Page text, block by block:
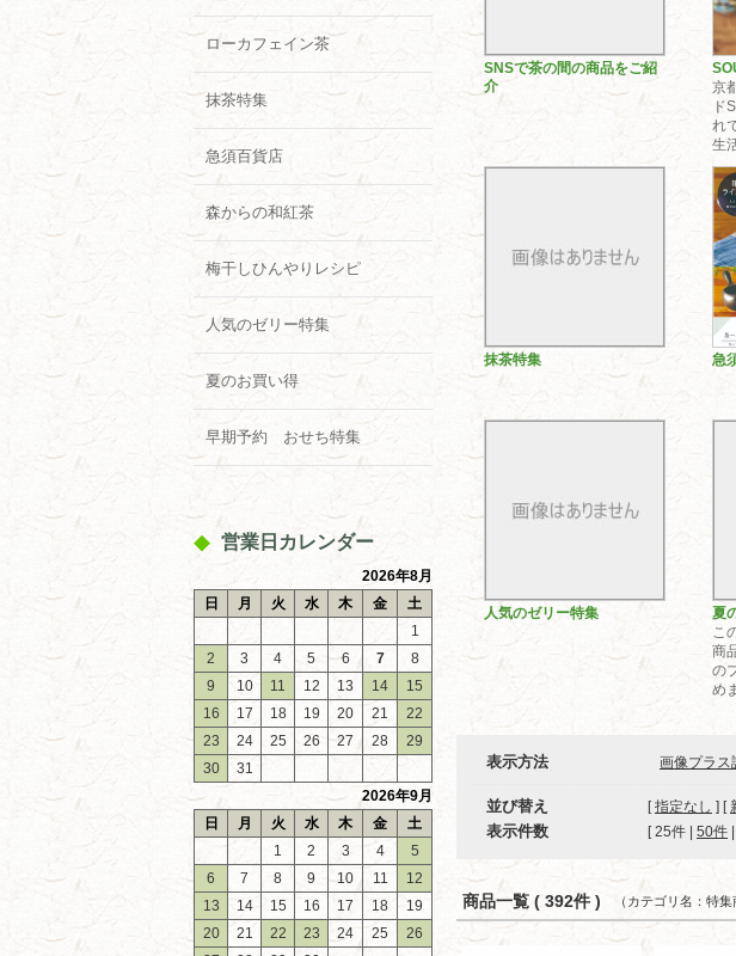
ローカフェイン茶
抹茶特集
急須百貨店
森からの和紅茶
梅干しひんやりレシピ
人気のゼリー特集
夏のお買い得
早期予約 おせち特集
営業日カレンダー
2026年8月
日
月 火 水 木 金
土
1
2
3 4 5 6 7
8
9
10 11 12 13 14
15
16
17 18 19 20 21
22
23
24 25 26 27 28
29
30
31
2026年9月
日
月 火 水 木 金
土
1
2 3 4
5
6
7 8 9 10 11
12
13
14 15 16 17 18
19
20
21 22 23 24 25
26
SNSで茶の間の商品をご紹
介
京
ド
れ
生
抹茶特集 急
人気のゼリー特集
夏
こ
商
の
め
表示方法 画像プラス
並び替え [指定なし ] [
表示件数 [ 25件 50件
商品一覧 ( 392件 ) （カテゴリ名：特集